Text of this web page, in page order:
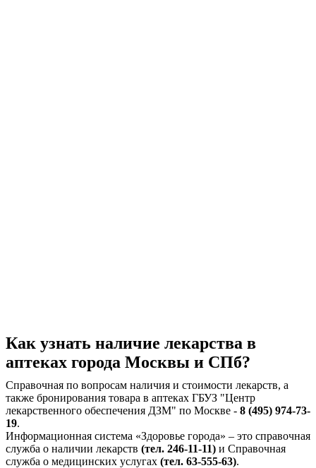
Как узнать наличие лекарства в
аптеках города Москвы и СПб?
Справочная по вопросам наличия и стоимости лекарств, а
также бронирования товара в аптеках ГБУЗ "Центр
лекарственного обеспечения ДЗМ" по Москве - 8 (495) 974-73-
19.
Информационная система «Здоровье города» – это справочная
служба о наличии лекарств (тел. 246-11-11) и Справочная
служба о медицинских услугах (тел. 63-555-63).